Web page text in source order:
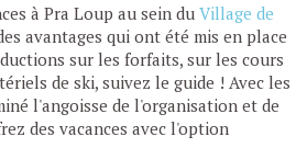
à Pra Loup au sein duVillage de
avantages qui ont été mis en place
sur les forfaits, sur les cours
de ski, suivez le guide ! Avec les
l'angoisse de l'organisation et de
des vacances avec l'option